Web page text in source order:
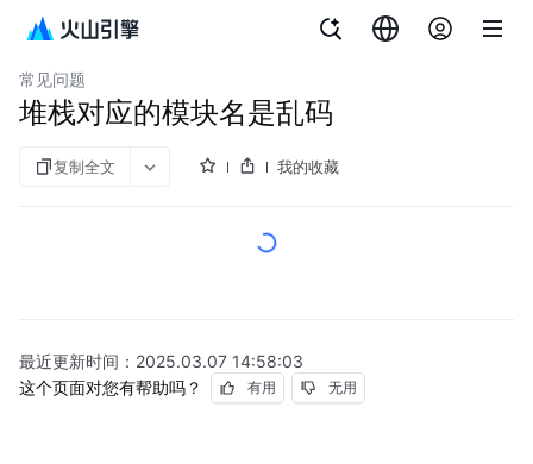
应用性能监控全链路版
常见问题
堆栈对应的模块名是乱码
复制全文 我的收藏
最近更新时间： 2025.03.07 14:58:03
这个页面对您有帮助吗？
有用 无用